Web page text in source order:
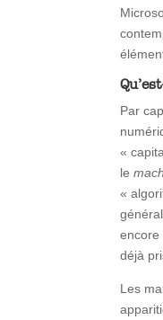
Par
«
le
«
encore
déjà
Les